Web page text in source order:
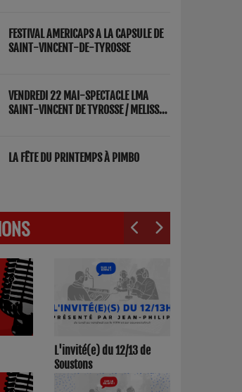
FESTIVAL AMERICAPS A LA CAPSULE DE
SAINT-VINCENT-DE-TYROSSE
VENDREDI 22 MAI-SPECTACLE LMA
SAINT-VINCENT DE TYROSSE / MELISSA
LA FÊTE DU PRINTEMPS À PIMBO
L'invité(e) du 12/13 de
Soustons